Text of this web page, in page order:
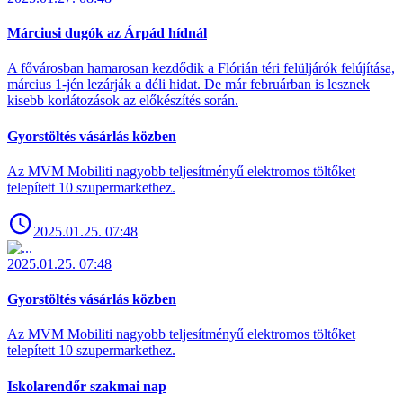
Márciusi dugók az Árpád hídnál
A fővárosban hamarosan kezdődik a Flórián téri felüljárók felújítása,
március 1-jén lezárják a déli hidat. De már februárban is lesznek
kisebb korlátozások az előkészítés során.
Gyorstöltés vásárlás közben
Az MVM Mobiliti nagyobb teljesítményű elektromos töltőket
telepített 10 szupermarkethez.
2025.01.25. 07:48
2025.01.25. 07:48
Gyorstöltés vásárlás közben
Az MVM Mobiliti nagyobb teljesítményű elektromos töltőket
telepített 10 szupermarkethez.
Iskolarendőr szakmai nap